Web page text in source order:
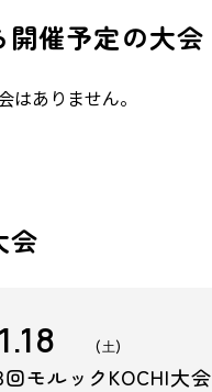
開催予定の大会
はありません。
会
(土)
回モルックKOCHI大会